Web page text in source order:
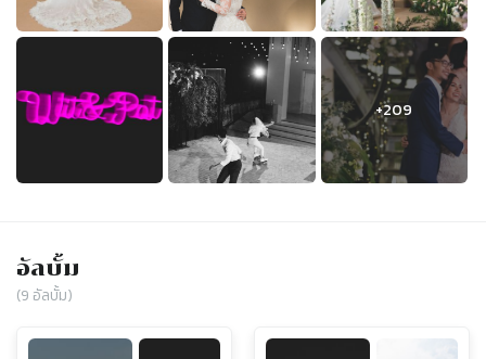
อัลบั้ม
(9 อัลบั้ม)